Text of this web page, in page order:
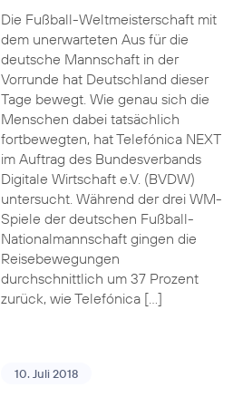
Die Fußball-Weltmeisterschaft mit
dem unerwarteten Aus für die
deutsche Mannschaft in der
Vorrunde hat Deutschland dieser
Tage bewegt. Wie genau sich die
Menschen dabei tatsächlich
fortbewegten, hat Telefónica NEXT
im Auftrag des Bundesverbands
Digitale Wirtschaft e.V. (BVDW)
untersucht. Während der drei WM-
Spiele der deutschen Fußball-
Nationalmannschaft gingen die
Reisebewegungen
durchschnittlich um 37 Prozent
zurück, wie Telefónica […]
10. Juli 2018